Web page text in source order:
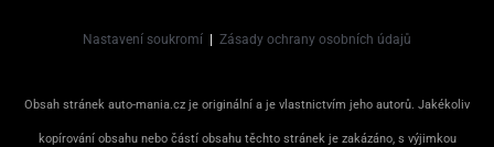
Nastavení soukromí Zásady ochrany osobních údajů
Obsah stránek auto-mania.cz je originální a je vlastnictvím jeho autorů. Jakékoliv
kopírování obsahu nebo částí obsahu těchto stránek je zakázáno, s výjimkou